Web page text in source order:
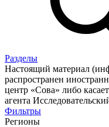
Разделы
Настоящий материал
распространен
центр «Сова» либо
агента
Фильтры
Регионы